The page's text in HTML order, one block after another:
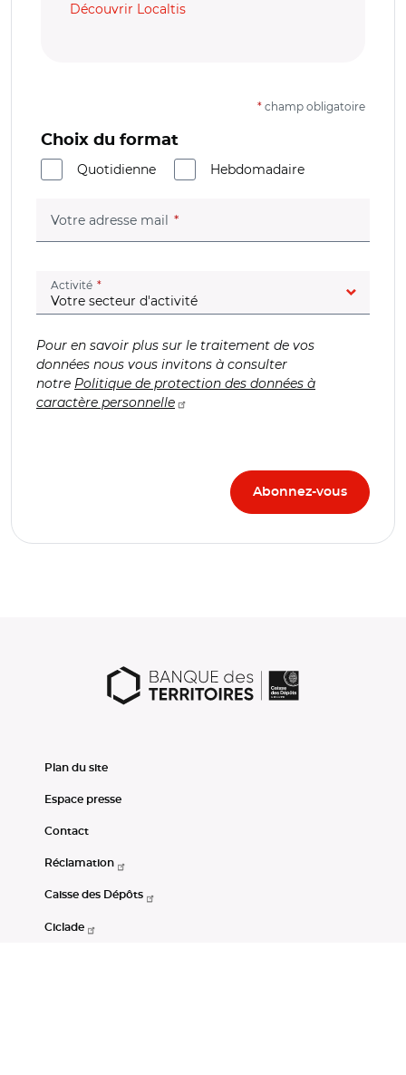
Découvrir Localtis
* champ obligatoire
Choix du format
Quotidienne
Hebdomadaire
Votre adresse mail (champ obligatoire)
Activité (champ obligatoire)
Pour en savoir plus sur le traitement de vos
données nous vous invitons à consulter
notre Politique de protection des données à
caractère personnelle
Plan du site
Espace presse
Contact
Réclamation
Caisse des Dépôts
Ciclade